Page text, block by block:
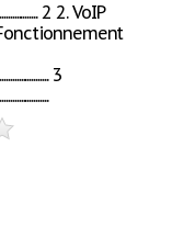
2 2. VoIP
3 a. Fonctionnement
3